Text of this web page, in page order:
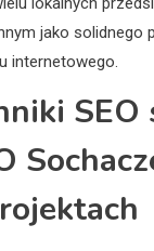
jako solidnego
internetowego.
SEO